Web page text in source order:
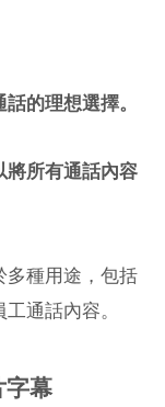
的理想選擇。
將所有通話內容
多種用途，包括
通話內容。
幕